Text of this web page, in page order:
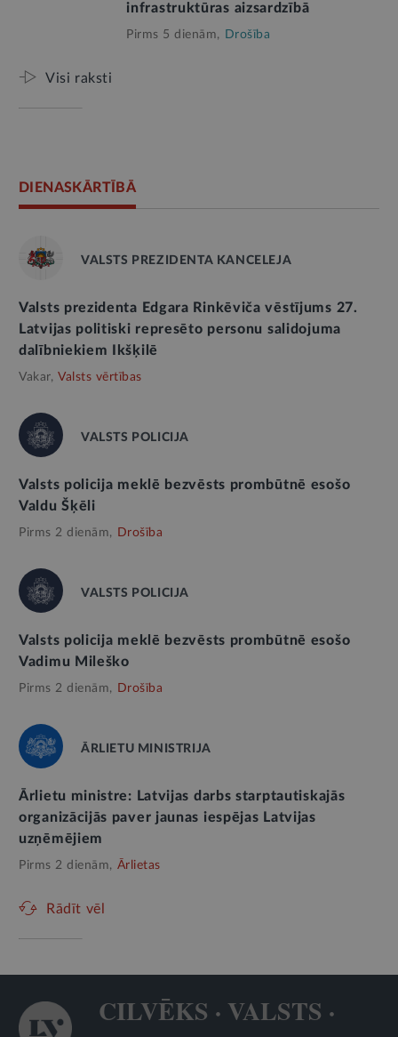
infrastruktūras aizsardzībā
Pirms 5 dienām, Drošība
Visi raksti
DIENASKĀRTĪBĀ
VALSTS PREZIDENTA KANCELEJA
Valsts prezidenta Edgara Rinkēviča vēstījums 27.
Latvijas politiski represēto personu salidojuma
dalībniekiem Ikšķilē
Vakar, Valsts vērtības
VALSTS POLICIJA
Valsts policija meklē bezvēsts prombūtnē esošo
Valdu Šķēli
Pirms 2 dienām, Drošība
VALSTS POLICIJA
Valsts policija meklē bezvēsts prombūtnē esošo
Vadimu Mileško
Pirms 2 dienām, Drošība
ĀRLIETU MINISTRIJA
Ārlietu ministre: Latvijas darbs starptautiskajās
organizācijās paver jaunas iespējas Latvijas
uzņēmējiem
Pirms 2 dienām, Ārlietas
Rādīt vēl
CILVĒKS · VALSTS ·